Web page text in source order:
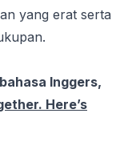
yang erat serta
Inggers,
Here’s